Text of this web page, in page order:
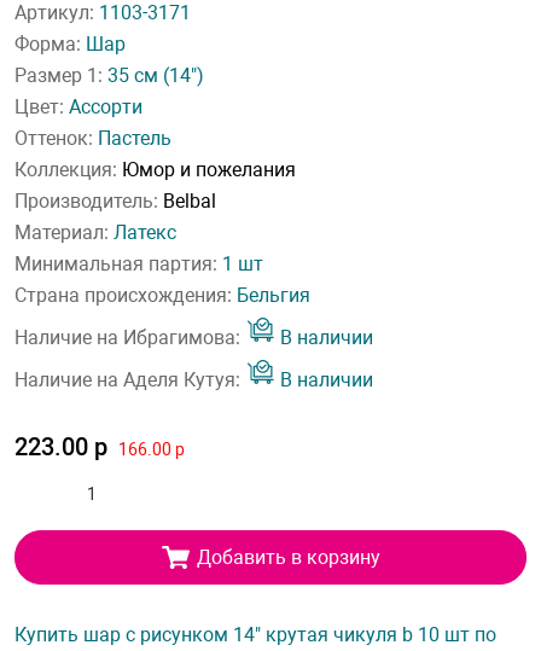
Артикул: 1103-3171
Форма: Шар
Размер 1: 35 см (14")
Цвет: Ассорти
Оттенок: Пастель
Коллекция: Юмор и пожелания
Производитель: Belbal
Материал: Латекс
Минимальная партия: 1 шт
Страна происхождения: Бельгия
Наличие на Ибрагимова:
В наличии
Наличие на Аделя Кутуя:
В наличии
223.00 р 166.00 р
Добавить в корзину
Купить шар с рисунком 14" крутая чикуля b 10 шт по